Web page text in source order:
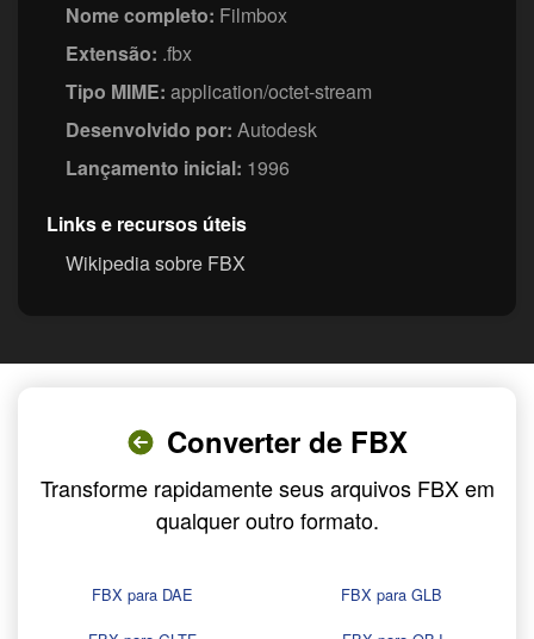
Nome completo: Filmbox
Extensão: .fbx
Tipo MIME: application/octet-stream
Desenvolvido por: Autodesk
Lançamento inicial: 1996
Links e recursos úteis
Wikipedia sobre FBX
Converter de FBX
Transforme rapidamente seus arquivos FBX em
qualquer outro formato.
FBX para DAE
FBX para GLB